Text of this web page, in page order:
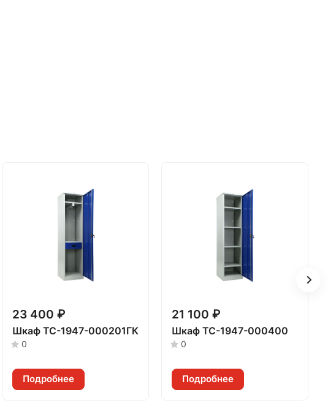
23 400 ₽
Шкаф TC-1947-000201ГК
0
Подробнее
21 100 ₽
Шкаф TC-1947-000400
0
Подробнее